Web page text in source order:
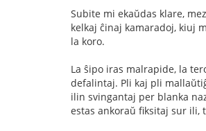
Subite mi ekaŭdas klare,
kelkaj ĉinaj kamaradoj, kiuj
la koro.
La ŝipo iras malrapide, la
defalintaj. Pli kaj pli
ilin svingantaj per blanka
estas ankoraŭ fiksitaj sur ili,